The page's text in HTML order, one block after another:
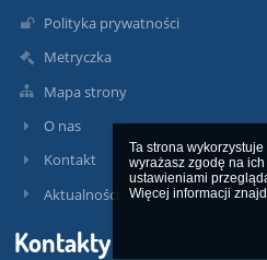
Ta strona
wyrażasz zgodę na
ustawieniami
Więcej informacji
Polityka prywatności
Metryczka
Mapa strony
O nas
Kontakt
Aktualności
Kontakty